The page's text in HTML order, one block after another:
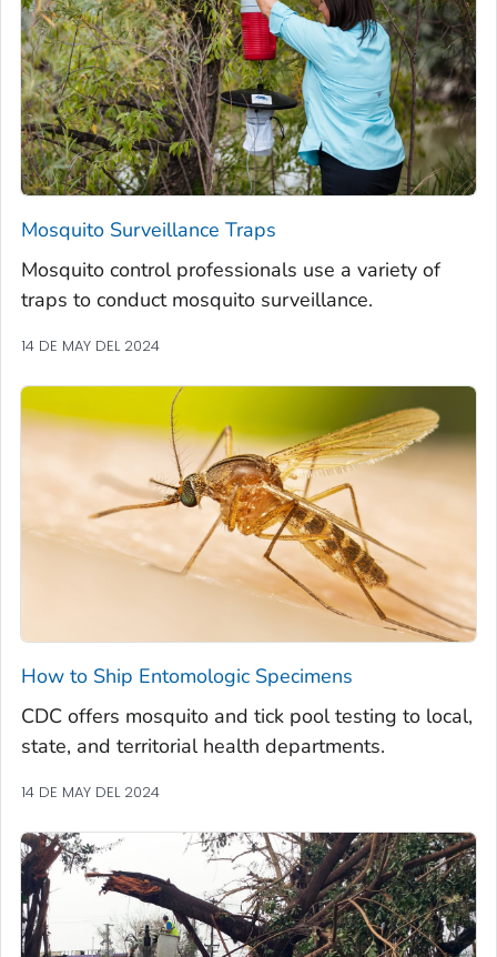
Mosquito Surveillance Traps
Mosquito control professionals use a variety of
traps to conduct mosquito surveillance.
14 DE MAY DEL 2024
How to Ship Entomologic Specimens
CDC offers mosquito and tick pool testing to local,
state, and territorial health departments.
14 DE MAY DEL 2024